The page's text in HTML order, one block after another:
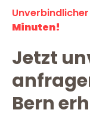
Minuten!
Jetzt
Bern